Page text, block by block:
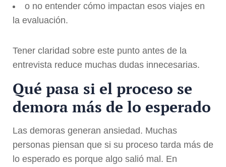
o no entender cómo impactan esos viajes en
la evaluación.
Tener claridad sobre este punto antes de la
entrevista reduce muchas dudas innecesarias.
Qué pasa si el proceso se
demora más de lo esperado
Las demoras generan ansiedad. Muchas
personas piensan que si su proceso tarda más de
lo esperado es porque algo salió mal. En